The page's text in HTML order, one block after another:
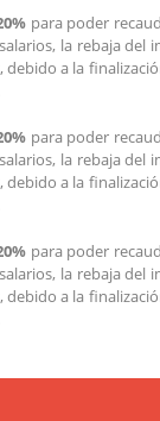
para poder
la rebaja
a la
para poder
la rebaja
a la
para poder
la rebaja
a la